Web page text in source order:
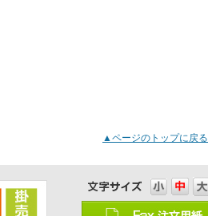
▲ページのトップに戻る